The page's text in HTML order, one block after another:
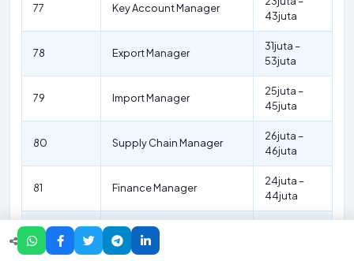
77 Key Account Manager
43juta
78 Export Manager
31juta –
53juta
79 Import Manager
25juta –
45juta
80 Supply Chain Manager
26juta –
46juta
81 Finance Manager
24juta –
44juta
82 Accounting Manager